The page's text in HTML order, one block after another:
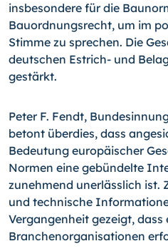
insbesondere für die
Bauordnungsrecht, um im
Stimme zu sprechen. Die
deutschen Estrich- und
gestärkt.
Peter F. Fendt,
betont überdies, dass
Bedeutung europäischer
Normen eine gebündelte
zunehmend unerlässlich ist.
und technische
Vergangenheit gezeigt,
Branchenorganisationen